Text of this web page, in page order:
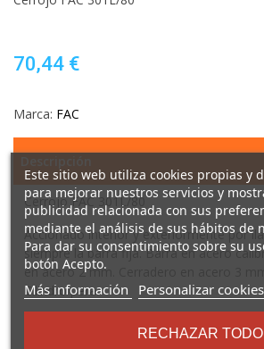
70,44 €
Marca: FAC
Cerrojo FAC 301L/80
Accionado interior y exteriormente por
siempre la barra fija. Barra en acero
en acero 2 mm. Cerradero en acero 3
Cilindro pera.
Este sitio web utiliza cookies propias y
para mejorar nuestros servicios y
publicidad relacionada con sus
mediante el análisis de sus hábitos de
Para dar su consentimiento sobre su
botón Acepto.
Más información
sobre
términos
Personalizar cookies
RECHAZAR TODO